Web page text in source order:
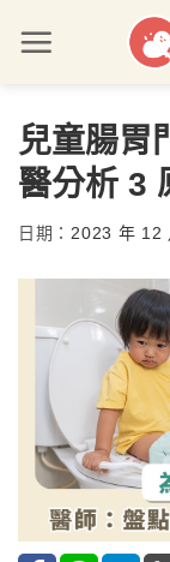
兒童腸胃
醫分析 3
日期： 2023 年 12